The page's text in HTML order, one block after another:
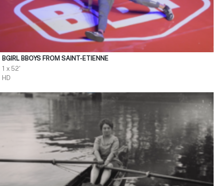
BGIRL BBOYS FROM SAINT-ETIENNE
1 x 52'
HD